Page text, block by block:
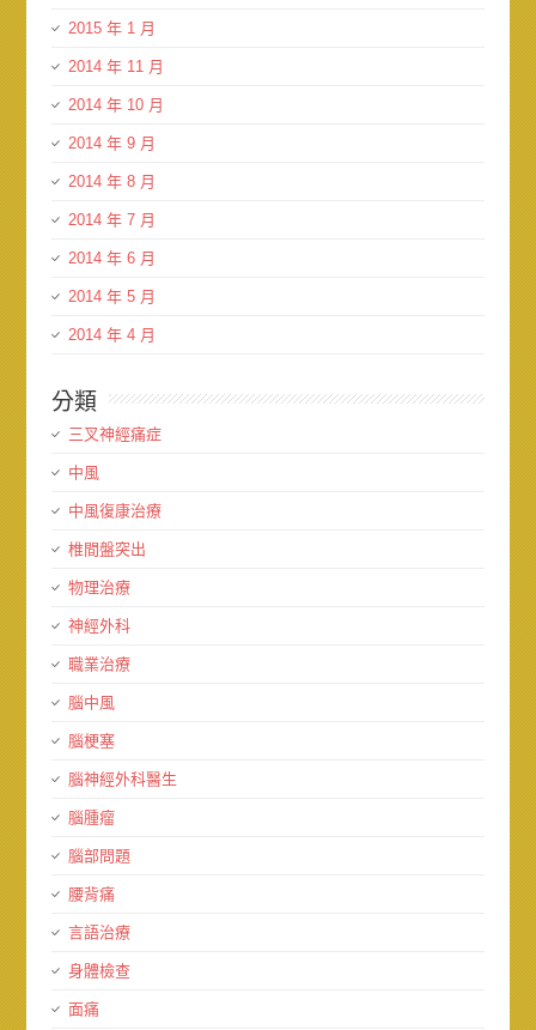
2015 年 1 月
2014 年 11 月
2014 年 10 月
2014 年 9 月
2014 年 8 月
2014 年 7 月
2014 年 6 月
2014 年 5 月
2014 年 4 月
分類
三叉神經痛症
中風
中風復康治療
椎間盤突出
物理治療
神經外科
職業治療
腦中風
腦梗塞
腦神經外科醫生
腦腫瘤
腦部問題
腰背痛
言語治療
身體檢查
面痛